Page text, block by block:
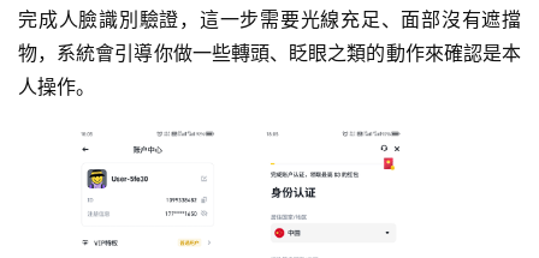
完成人臉識別驗證，這一步需要光線充足、面部沒有遮擋
物，系統會引導你做一些轉頭、眨眼之類的動作來確認是本
人操作。